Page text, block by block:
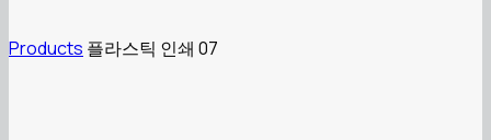
Products 플라스틱 인쇄 07